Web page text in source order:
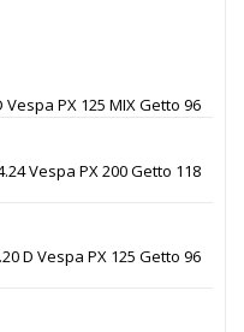
PX 125 MIX Getto 96
Vespa PX 200 Getto 118
D Vespa PX 125 Getto 96